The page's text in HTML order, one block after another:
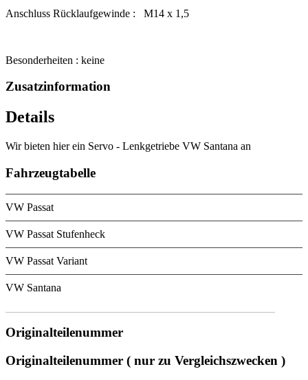
Anschluss Rücklaufgewinde : M14 x 1,5
Besonderheiten : keine
Zusatzinformation
Details
Wir bieten hier ein Servo - Lenkgetriebe VW Santana an
Fahrzeugtabelle
VW Passat
VW Passat Stufenheck
VW Passat Variant
VW Santana
Originalteilenummer
Originalteilenummer ( nur zu Vergleichszwecken )